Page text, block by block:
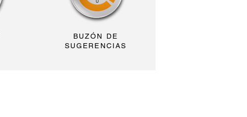
BUZÓN DE
SUGERENCIAS